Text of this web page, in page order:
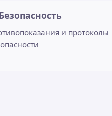
и протоколы